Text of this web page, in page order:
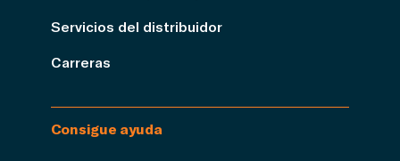
Servicios del distribuidor
Carreras
Consigue ayuda